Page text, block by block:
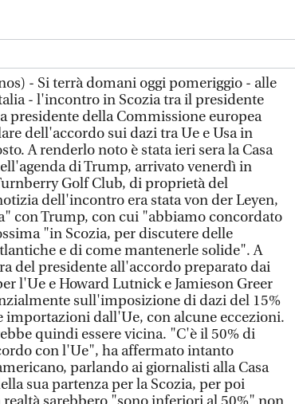
- Si terrà domani oggi pomeriggio - alle
- l'incontro in Scozia tra il presidente
presidente della Commissione europea
dell'accordo sui dazi tra Ue e Usa in
A renderlo noto è stata ieri sera la Casa
di Trump, arrivato venerdì in
Golf Club, di proprietà del
dell'incontro era stata von der Leyen,
con Trump, con cui "abbiamo concordato
"in Scozia, per discutere delle
e di come mantenerle solide". A
del presidente all'accordo preparato dai
l'Ue e Howard Lutnick e Jamieson Greer
sull'imposizione di dazi del 15%
importazioni dall'Ue, con alcune eccezioni.
quindi essere vicina. "C'è il 50% di
con l'Ue", ha affermato intanto
parlando ai giornalisti alla Casa
sua partenza per la Scozia, per poi